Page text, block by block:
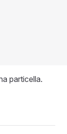
particella.